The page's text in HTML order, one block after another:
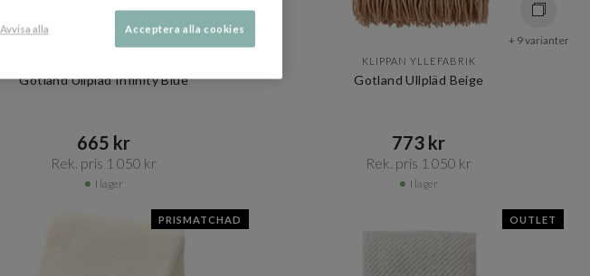
Gotland Ullpläd Infinity Blue
665 kr​​
Rek. pris 1 050 kr​​
I lager
+ 9 varianter
KLIPPAN YLLEFABRIK
Gotland Ullpläd Beige
773 kr​​
Rek. pris 1 050 kr​​
I lager
PRISMATCHAD OUTLET
Avvisa alla Acceptera alla cookies